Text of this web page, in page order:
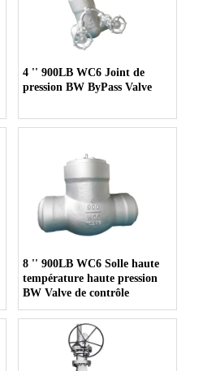
4 '' 900LB WC6 Joint de
pression BW ByPass Valve
8 '' 900LB WC6 Solle haute
température haute pression
BW Valve de contrôle